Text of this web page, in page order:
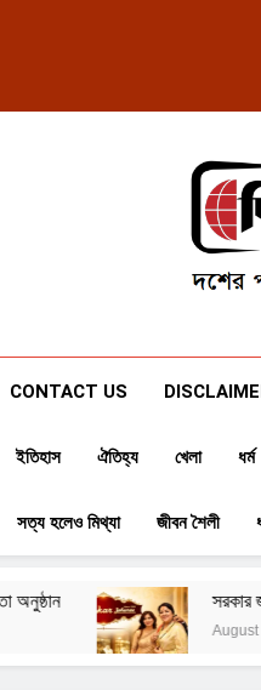
CONTACT US
ইতিহাস ঐতিহ্য খেলা ধর্ম
সত্য হলেও মিথ্যা জীবন শৈলী
সরকার জহুরী এখন গড়িয়াহাটে
August 3, 2026